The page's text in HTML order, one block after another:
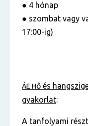
● 4 hónap
● szombat vagy
17:00-ig)
ÁE Hő és
gyakorlat:
A tanfolyami